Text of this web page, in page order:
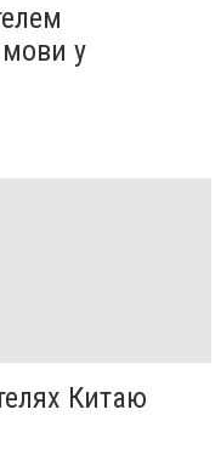
мови у
Китаю